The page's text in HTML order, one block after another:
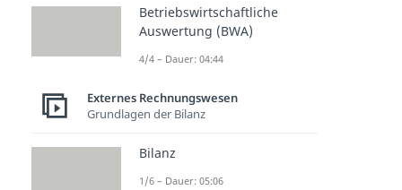
Betriebswirtschaftliche
Auswertung (BWA)
4/4 – Dauer: 04:44
Externes Rechnungswesen
Grundlagen der Bilanz
Bilanz
1/6 – Dauer: 05:06